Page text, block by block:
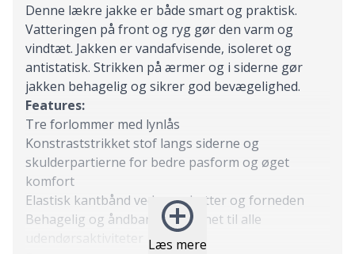
Læs mere
Denne lækre jakke er både smart og praktisk.
Vatteringen på front og ryg gør den varm og
vindtæt. Jakken er vandafvisende, isoleret og
antistatisk. Strikken på ærmer og i siderne gør
jakken behagelig og sikrer god bevægelighed.
Features:
Tre forlommer med lynlås
Konstraststrikket stof langs siderne og
skulderpartierne for bedre pasform og øget
komfort
Elastisk kantbånd ved manchetter og forneden
Behagelig og åndbar jakke egnet til alle
udendørsaktiviteter